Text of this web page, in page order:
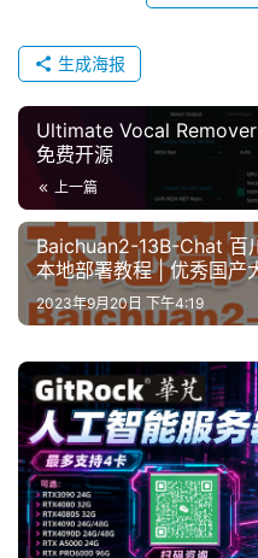
W
0
资
源
下
载
生成海报
Ultimate Vocal Remover
免费开源
上一篇
Baichuan2-13B-Chat 百
本地部署教程 | 优秀国产
2023年9月20日 下午4:19